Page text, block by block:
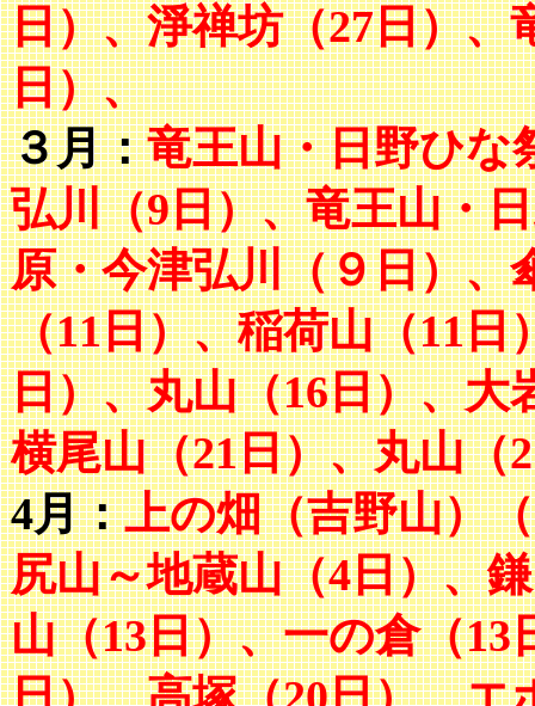
日）、淨禅坊（27日）、
日）、
３月：竜王山・日野ひな
弘川（9日）、竜王山・
原・今津弘川（９日）、
（11日）、稲荷山（11
日）、丸山（16日）、大
横尾山（21日）、丸山（
4月：上の畑（吉野山）
尻山～地蔵山（4日）、
山（13日）、一の倉（13